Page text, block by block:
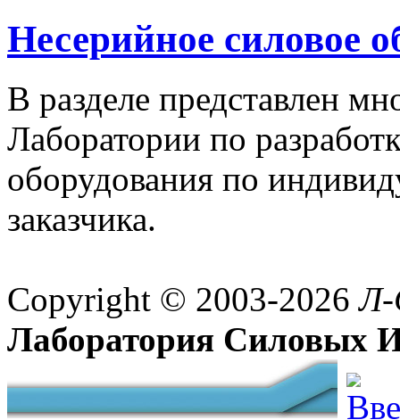
Несерийное силовое
В разделе представлен
Лаборатории по
оборудования по
заказчика.
Copyright © 2003-2026
Лаборатория Силовых